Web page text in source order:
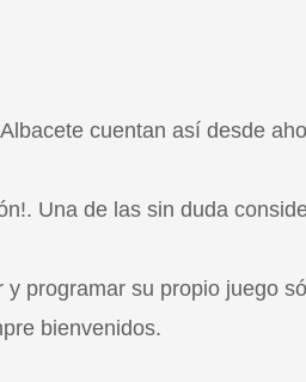
cuentan así desde
Una de las sin duda
programar su propio juego
bienvenidos.